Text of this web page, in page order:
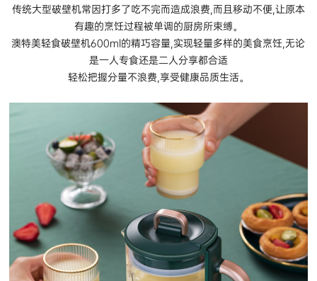
传统大型破壁机常因打多了吃不完而造成浪费,而且移动不便,让原本
有趣的烹饪过程被单调的厨房所束缚。
澳特美轻食破壁机600ml的精巧容量,实现轻量多样的美食烹饪,无论
是一人专食还是二人分享都合适
轻松把握分量不浪费,享受健康品质生活。